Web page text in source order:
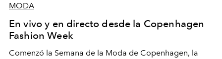
MODA
En vivo y en directo desde la Copenhagen
Fashion Week
Comenzó la Semana de la Moda de Copenhagen, la